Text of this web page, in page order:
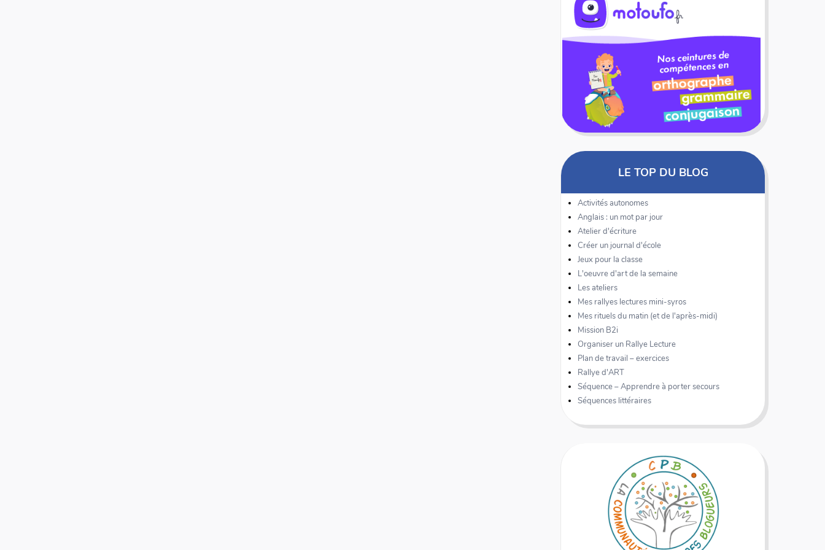
LE TOP DU BLOG
Activités autonomes
Anglais : un mot par jour
Atelier d'écriture
Créer un journal d'école
Jeux pour la classe
L'oeuvre d'art de la semaine
Les ateliers
Mes rallyes lectures mini-syros
Mes rituels du matin (et de l'après-midi)
Mission B2i
Organiser un Rallye Lecture
Plan de travail – exercices
Rallye d'ART
Séquence – Apprendre à porter secours
Séquences littéraires